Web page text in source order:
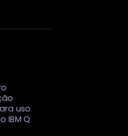
uso
IBM Q